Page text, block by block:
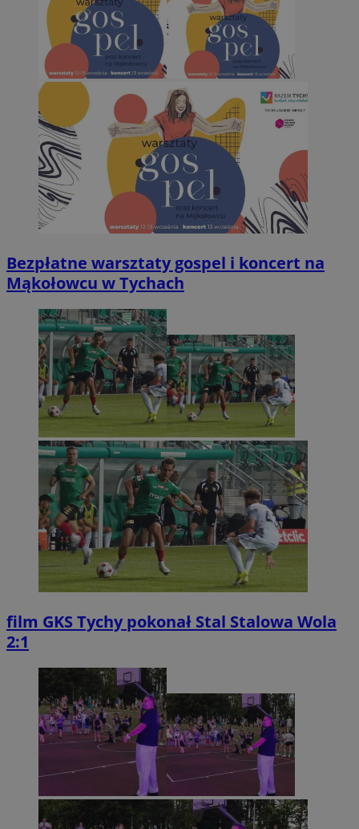
Bezpłatne warsztaty gospel i koncert na
Mąkołowcu w Tychach
film GKS Tychy pokonał Stal Stalowa Wola
2:1